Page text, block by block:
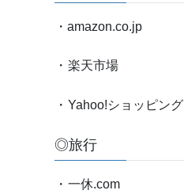
・amazon.co.jp
・ 楽天市場
・ Yahoo!ショッピング
◎旅行
・ 一休.com